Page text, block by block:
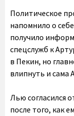
Политическое
напомнило о
получило
спецслужб к
в Пекин, но
влипнуть и сама
Лью согласился
после того, как